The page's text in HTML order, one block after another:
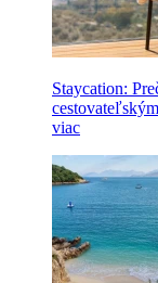
Staycation:
viac